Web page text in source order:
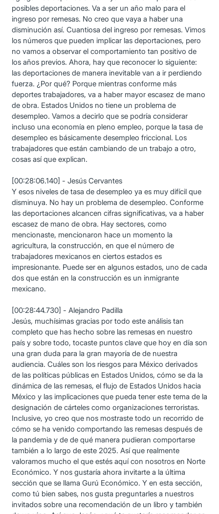
posibles deportaciones. Va a ser un año malo para el
ingreso por remesas. No creo que vaya a haber una
disminución así. Cuantiosa del ingreso por remesas. Vimos
los números que pueden implicar las deportaciones, pero
no vamos a observar el comportamiento tan positivo de
los años previos. Ahora, hay que reconocer lo siguiente:
las deportaciones de manera inevitable van a ir perdiendo
fuerza. ¿Por qué? Porque mientras conforme más
deportes trabajadores, va a haber mayor escasez de mano
de obra. Estados Unidos no tiene un problema de
desempleo. Vamos a decirlo que se podría considerar
incluso una economía en pleno empleo, porque la tasa de
desempleo es básicamente desempleo friccional. Los
trabajadores que están cambiando de un trabajo a otro,
cosas así que explican.
[00:28:06.140] - Jesús Cervantes
Y esos niveles de tasa de desempleo ya es muy difícil que
disminuya. No hay un problema de desempleo. Conforme
las deportaciones alcancen cifras significativas, va a haber
escasez de mano de obra. Hay sectores, como
mencionaste, mencionaron hace un momento la
agricultura, la construcción, en que el número de
trabajadores mexicanos en ciertos estados es
impresionante. Puede ser en algunos estados, uno de cada
dos que están en la construcción es un inmigrante
mexicano.
[00:28:44.730] - Alejandro Padilla
Jesús, muchísimas gracias por todo este análisis tan
completo que has hecho sobre las remesas en nuestro
país y sobre todo, tocaste puntos clave que hoy en día son
una gran duda para la gran mayoría de de nuestra
audiencia. Cuáles son los riesgos para México derivados
de las políticas públicas en Estados Unidos, cómo se da la
dinámica de las remesas, el flujo de Estados Unidos hacia
México y las implicaciones que pueda tener este tema de la
designación de cárteles como organizaciones terroristas.
Inclusive, yo creo que nos mostraste todo un recorrido de
cómo se ha venido comportando las remesas después de
la pandemia y de de qué manera pudieran comportarse
también a lo largo de este 2025. Así que realmente
valoramos mucho el que estés aquí con nosotros en Norte
Económico. Y nos gustaría ahora invitarte a la última
sección que se llama Gurú Económico. Y en esta sección,
como tú bien sabes, nos gusta preguntarles a nuestros
invitados sobre una recomendación de un libro y también